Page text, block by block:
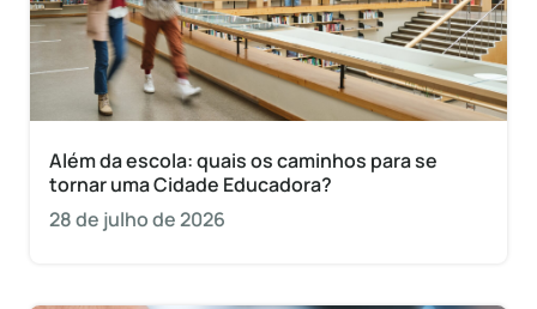
Além da escola: quais os caminhos para se
tornar uma Cidade Educadora?
28 de julho de 2026